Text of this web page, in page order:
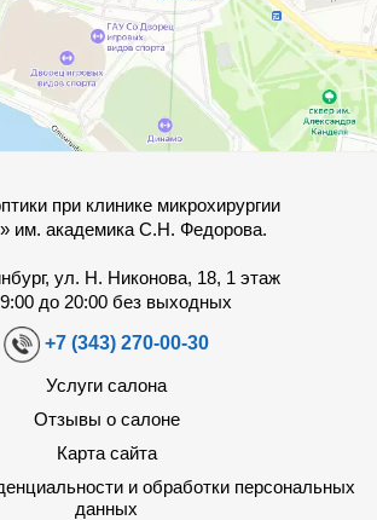
при клинике микрохирургии
им. академика С.Н. Федорова.
ул. Н. Никонова, 18, 1 этаж
до 20:00 без выходных
+7 (343) 270-00-30
Услуги салона
Отзывы о салоне
Карта сайта
и обработки персональных
данных